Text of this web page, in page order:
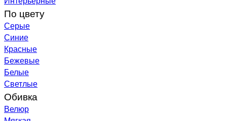
По цвету
Серые
Синие
Красные
Бежевые
Белые
Светлые
Обивка
Велюр